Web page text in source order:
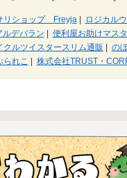
リショップ Freyja|
ロジカル
ルデバラン
便利屋お助けマス
クルツイスタースリム通販
の
られこ 株式会社TRUST・